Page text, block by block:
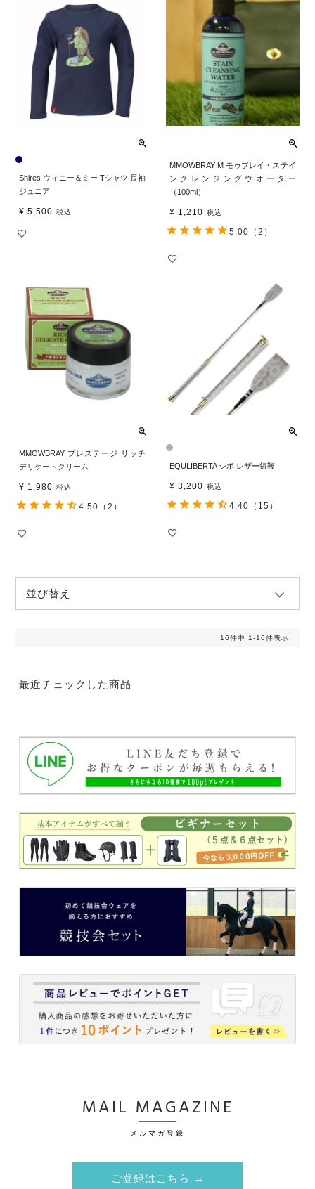
Shires ウィニー＆ミー Tシャツ 長袖
ジュニア
¥ 5,500 税込
MMOWBRAY M モゥブレイ・ステイ
ンクレンジングウオーター
（100ml）
¥ 1,210 税込
5.00 （2）
MMOWBRAY プレステージ リッチ
デリケートクリーム
¥ 1,980 税込
4.50 （2）
EQULIBERTA シボ レザー短鞭
¥ 3,200 税込
4.40 （15）
並び替え
16件中 1 -16件表示
最近チェックした商品
MAIL MAGAZINE
メルマガ登録
ご登録はこちら →